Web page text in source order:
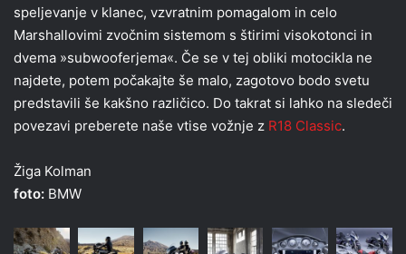
speljevanje v klanec, vzvratnim pomagalom in celo
Marshallovimi zvočnim sistemom s štirimi visokotonci in
dvema »subwooferjema«. Če se v tej obliki motocikla ne
najdete, potem počakajte še malo, zagotovo bodo svetu
predstavili še kakšno različico. Do takrat si lahko na sledeči
povezavi preberete naše vtise vožnje z R18 Classic.
Žiga Kolman
foto: BMW